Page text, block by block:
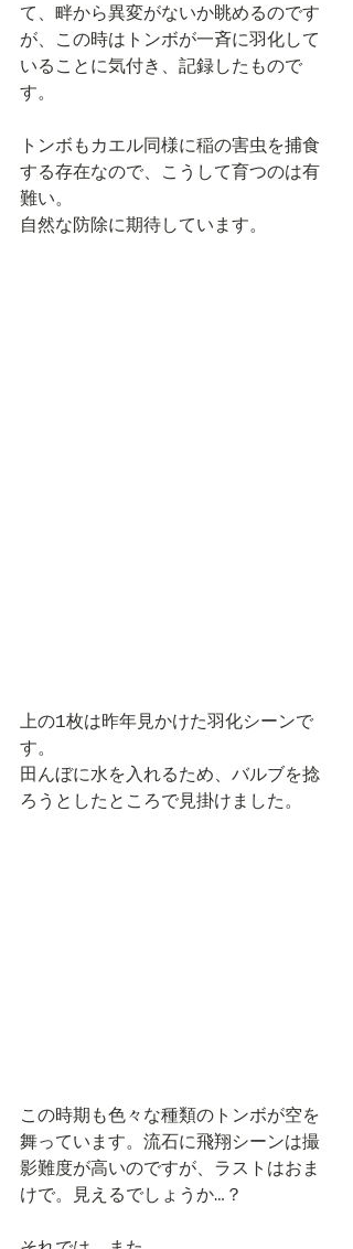
て、畔から異変がないか眺めるのです
が、この時はトンボが一斉に羽化して
いることに気付き、記録したもので
す。
トンボもカエル同様に稲の害虫を捕食
する存在なので、こうして育つのは有
難い。
自然な防除に期待しています。
上の1枚は昨年見かけた羽化シーンで
す。
田んぼに水を入れるため、バルブを捻
ろうとしたところで見掛けました。
この時期も色々な種類のトンボが空を
舞っています。流石に飛翔シーンは撮
影難度が高いのですが、ラストはおま
けで。見えるでしょうか…？